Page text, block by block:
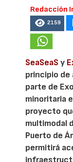
Redacción
2159
SeaSeaSy
principio de
parte de
minoritaria
proyecto
multimodal
Puerto de
permitirá